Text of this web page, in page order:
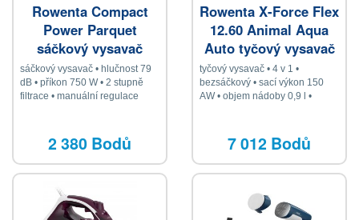
Rowenta Compact
Power Parquet
sáčkový vysavač
sáčkový vysavač • hlučnost 79
dB • příkon 750 W • 2 stupně
filtrace • manuální regulace
sáčku • 3l prachový sáček
2 380 Bodů
Rowenta X-Force Flex
12.60 Animal Aqua
Auto tyčový vysavač
4v1
tyčový vysavač • 4 v 1 •
bezsáčkový • sací výkon 150
AW • objem nádoby 0,9 l •
podlahová hubice • tlačítko pro
extra výkon • integrovaný
kartáček Easy Brush •
štěrbinová hubice • hubice na
hubice na zvířecí chlupy
7 012 Bodů